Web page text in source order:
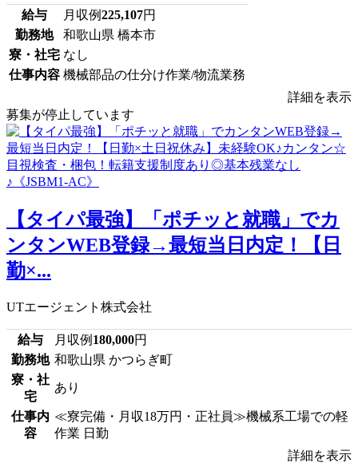
給与 月収例225,107円
勤務地
和歌山県 橋本市
寮・社宅 なし
仕事内容 機械部品の仕分け作業/物流業務
詳細を表示
募集が停止しています
【タイパ最強】「ポチッと就職」でカ
ンタンWEB登録→最短当日内定！【日
勤×...
UTエージェント株式会社
給与 月収例 180,000円
勤務地 和歌山県 かつらぎ町
寮・社
宅
あり
仕事内
容
≪寮完備・月収18万円・正社員≫機械系工場での軽
作業 日勤
詳細を表示